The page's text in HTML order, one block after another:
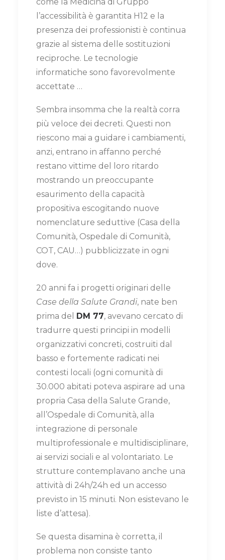
l’accessibilità è garantita H12 e la
presenza dei professionisti è continua
grazie al sistema delle sostituzioni
reciproche. Le tecnologie
informatiche sono favorevolmente
accettate …
Sembra insomma che la realtà corra
più veloce dei decreti. Questi non
riescono mai a guidare i cambiamenti,
anzi, entrano in affanno perché
restano vittime del loro ritardo
mostrando un preoccupante
esaurimento della capacità
propositiva escogitando nuove
nomenclature seduttive (Casa della
Comunità, Ospedale di Comunità,
COT, CAU…) pubblicizzate in ogni
dove.
20 anni fa i progetti originari delle
Case della Salute Grandi, nate ben
prima del DM 77, avevano cercato di
tradurre questi principi in modelli
organizzativi concreti, costruiti dal
basso e fortemente radicati nei
contesti locali (ogni comunità di
30.000 abitati poteva aspirare ad una
propria Casa della Salute Grande,
all’Ospedale di Comunità, alla
integrazione di personale
multiprofessionale e multidisciplinare,
ai servizi sociali e al volontariato. Le
strutture contemplavano anche una
attività di 24h/24h ed un accesso
previsto in 15 minuti. Non esistevano le
liste d’attesa).
Se questa disamina è corretta, il
problema non consiste tanto